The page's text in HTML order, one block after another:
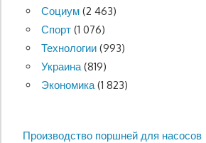
Социум(2 463)
Спорт(1 076)
Технологии(993)
Украина(819)
Экономика(1 823)
Производство поршней для насосов